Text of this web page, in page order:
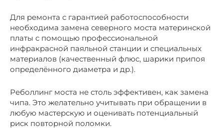
Для ремонта с гарантией работоспособности
необходима замена северного моста материнской
платы с помощью профессиональной
инфракрасной паяльной станции и специальных
материалов (качественный флюс, шарики припоя
определённого диаметра и др.).
Реболлинг моста не столь эффективен, как замена
чипа. Это желательно учитывать при обращении в
любую мастерскую и оценивать потенциальный
риск повторной поломки.